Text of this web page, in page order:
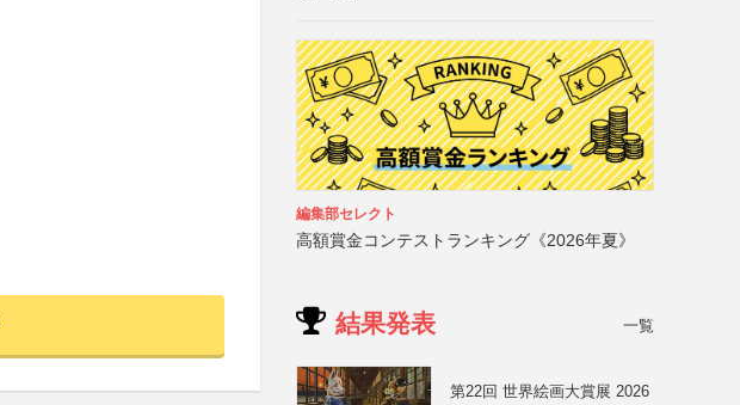
編集部セレクト
高額賞金コンテストランキング《2026年夏》
結果発表 一覧
第22回 世界絵画大賞展 2026